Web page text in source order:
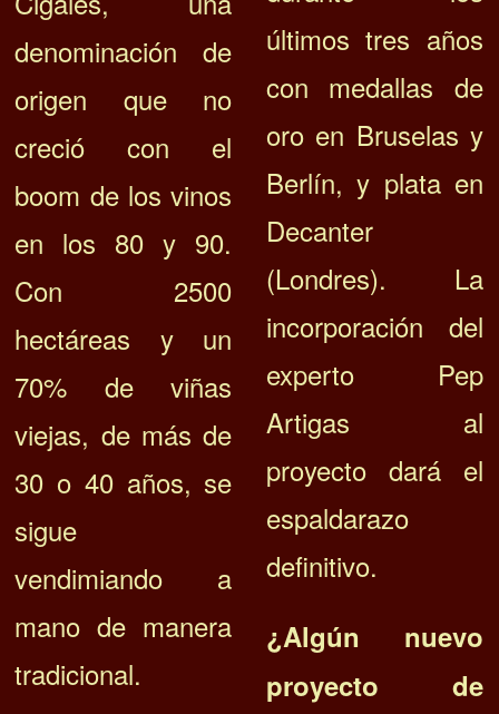
denominación de
origen que no
creció con el
boom de los vinos
en los 80 y 90.
Con 2500
hectáreas y un
70% de viñas
viejas, de más de
30 o 40 años, se
sigue
vendimiando a
mano de manera
tradicional.
últimos tres años
con medallas de
oro en Bruselas y
Berlín, y plata en
Decanter
(Londres). La
incorporación del
experto Pep
Artigas al
proyecto dará el
espaldarazo
definitivo.
¿Algún nuevo
proyecto de